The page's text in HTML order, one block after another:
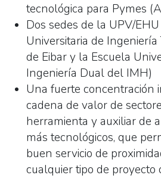
tecnológica para Pymes
Dos sedes de la UPV/
Universitaria de
de Eibar y la Escuela
Ingeniería Dual del IMH)
Una fuerte concentración
cadena de valor de
herramienta y auxiliar de
más tecnológicos, que
buen servicio de
cualquier tipo de proyecto